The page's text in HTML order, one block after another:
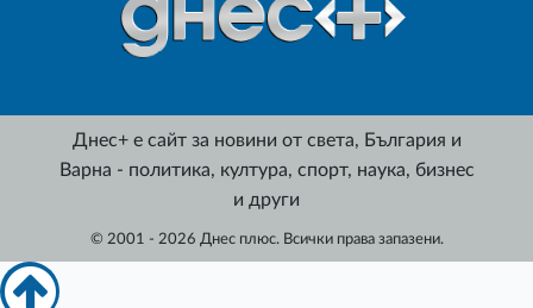
Днес+ е сайт за новини от света, България и
Варна - политика, култура, спорт, наука, бизнес
и други
© 2001 - 2026 Днес плюс. Всички права запазени.